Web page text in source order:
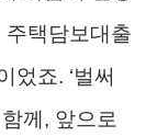
택담보대출
었죠. ‘벌써
께, 앞으로